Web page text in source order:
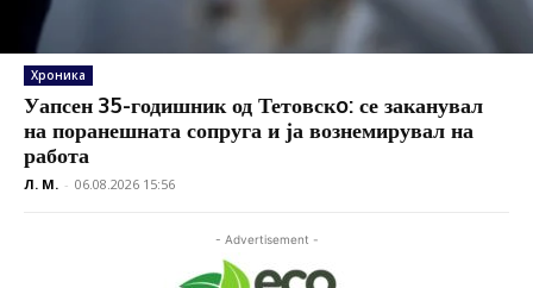
Хроника
Уапсен 35-годишник од Тетовскo: се заканувал
на поранешната сопруга и ја вознемирувал на
работа
Л. М. - 06.08.2026 15:56
- Advertisement -